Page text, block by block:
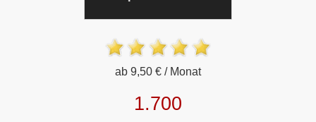
ab 9,50 € / Monat
1.700